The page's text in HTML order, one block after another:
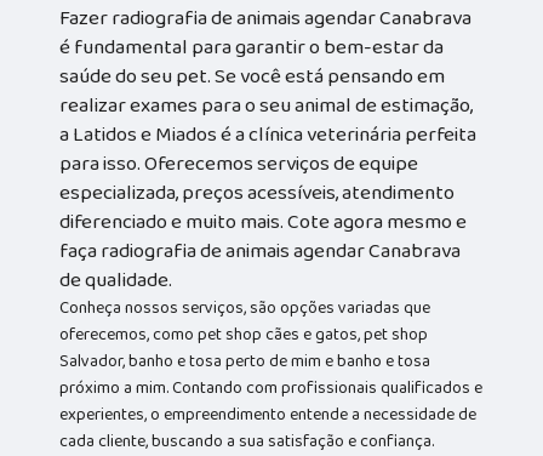
Fazer radiografia de animais agendar Canabrava
é fundamental para garantir o bem-estar da
saúde do seu pet. Se você está pensando em
realizar exames para o seu animal de estimação,
a Latidos e Miados é a clínica veterinária perfeita
para isso. Oferecemos serviços de equipe
especializada, preços acessíveis, atendimento
diferenciado e muito mais. Cote agora mesmo e
faça radiografia de animais agendar Canabrava
de qualidade.
Conheça nossos serviços, são opções variadas que
oferecemos, como pet shop cães e gatos, pet shop
Salvador, banho e tosa perto de mim e banho e tosa
próximo a mim. Contando com profissionais qualificados e
experientes, o empreendimento entende a necessidade de
cada cliente, buscando a sua satisfação e confiança.